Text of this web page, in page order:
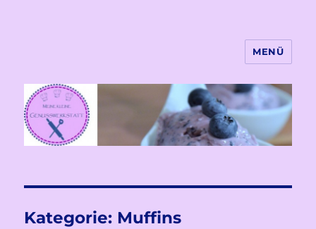
Meine kleine Genusswekstatt
MENÜ
Kategorie: Muffins